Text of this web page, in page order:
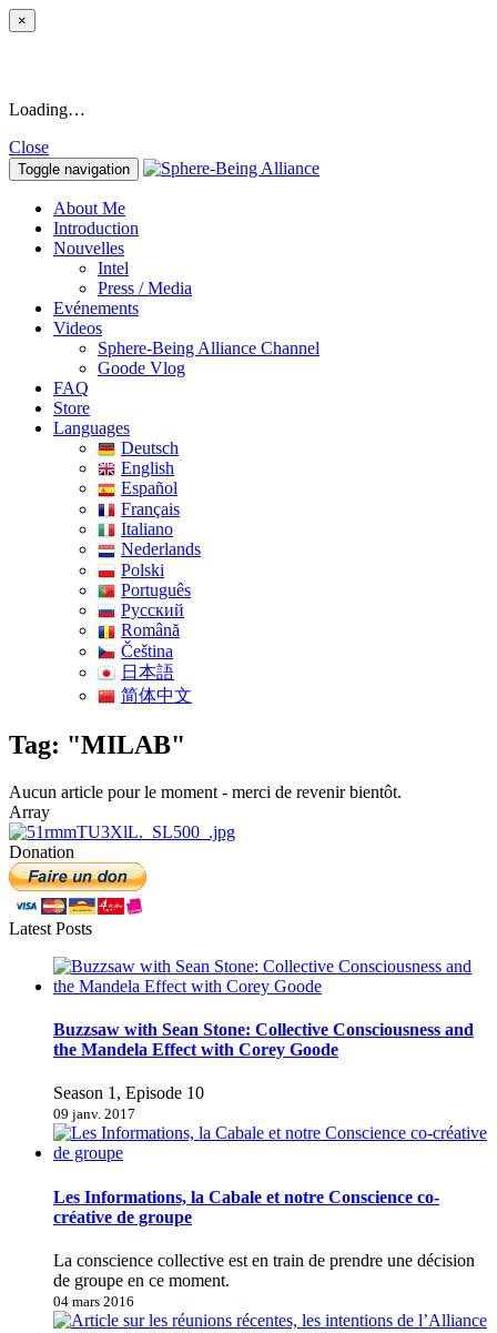
×
Loading…
Close
Toggle navigation
About Me
Introduction
Nouvelles
Intel
Press / Media
Evénements
Videos
Sphere-Being Alliance Channel
Goode Vlog
FAQ
Store
Languages
Deutsch
English
Español
Français
Italiano
Nederlands
Polski
Português
Pусский
Română
Čeština
日本語
简体中文
Tag: "MILAB"
Aucun article pour le moment - merci de revenir bientôt.
Array
Donation
Latest Posts
Buzzsaw with Sean Stone: Collective Consciousness and
the Mandela Effect with Corey Goode
Season 1, Episode 10
09 janv. 2017
Les Informations, la Cabale et notre Conscience co-
créative de groupe
La conscience collective est en train de prendre une décision
de groupe en ce moment.
04 mars 2016